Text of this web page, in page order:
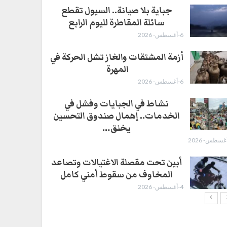
جباية بلا صيانة.. السيول تقطع
سائلة المقاطرة لليوم الرابع
6-أغسطس- 2026
أزمة المشتقات والغاز تشل الحركة في
المهرة ​
6-أغسطس- 2026
نشاط في الجبايات وفشل في
الخدمات.. إهمال صندوق التحسين
يخنق…
أبين تحت مقصلة الاغتيالات وتصاعد
المخاوف من سقوط أمني كامل
4-أغسطس- 2026